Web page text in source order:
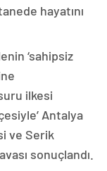
hayatını
‘sahipsiz
ilkesi
Antalya
ve Serik
sonuçlandı.